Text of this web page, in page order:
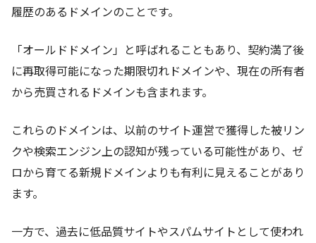
履歴のあるドメインのことです。
「オールドドメイン」と呼ばれることもあり、契約満了後
に再取得可能になった期限切れドメインや、現在の所有者
から売買されるドメインも含まれます。
これらのドメインは、以前のサイト運営で獲得した被リン
クや検索エンジン上の認知が残っている可能性があり、ゼ
ロから育てる新規ドメインよりも有利に見えることがあり
ます。
一方で、過去に低品質サイトやスパムサイトとして使われ